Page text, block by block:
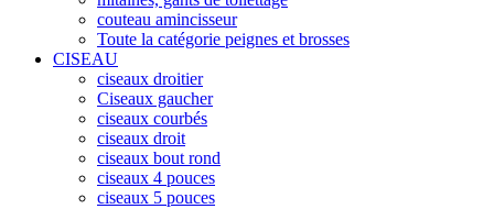
couteau amincisseur
Toute la catégorie peignes et brosses
CISEAU
ciseaux droitier
Ciseaux gaucher
ciseaux courbés
ciseaux droit
ciseaux bout rond
ciseaux 4 pouces
ciseaux 5 pouces